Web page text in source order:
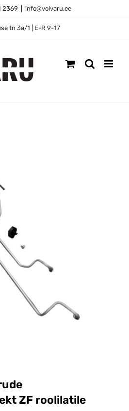
2369 info@volvaru.ee
tn 3a/1 | E-R 9-17
ZF roolilatile